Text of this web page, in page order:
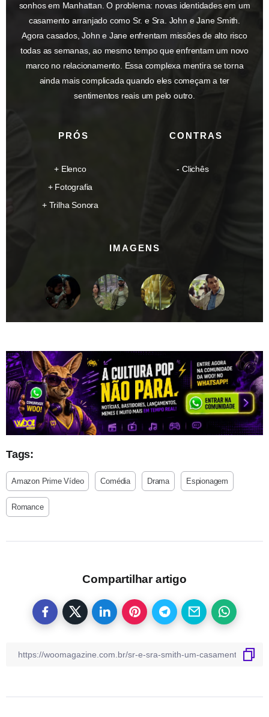
sonhos em Manhattan. O problema: novas identidades em um
casamento arranjado como Sr. e Sra. John e Jane Smith.
Agora casados, John e Jane enfrentam missões de alto risco
todas as semanas, ao mesmo tempo que enfrentam um novo
marco no relacionamento. Essa complexa mentira se torna
ainda mais complicada quando eles começam a ter
sentimentos reais um pelo outro.
PRÓS
Elenco
Fotografia
Trilha Sonora
CONTRAS
Clichês
IMAGENS
Tags:
Amazon Prime Vídeo Comédia Drama Espionagem
Romance
Compartilhar artigo